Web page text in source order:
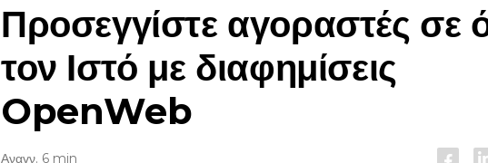
Προσεγγίστε αγοραστές σε
τον Ιστό με διαφημίσεις
OpenWeb
Αναγν. 6 min